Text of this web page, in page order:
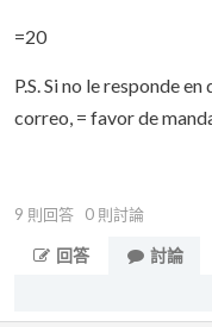
=20
P.S. Si no le responde
correo, = favor de
9 則回答 0 則討論
回答
討論